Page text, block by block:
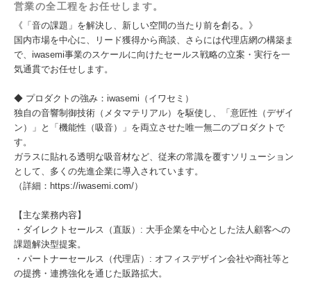
営業の全工程をお任せします。
《「音の課題」を解決し、新しい空間の当たり前を創る。》
国内市場を中心に、リード獲得から商談、さらには代理店網の構築ま
で、iwasemi事業のスケールに向けたセールス戦略の立案・実行を一
気通貫でお任せします。
◆ プロダクトの強み：iwasemi（イワセミ）
独自の音響制御技術（メタマテリアル）を駆使し、「意匠性（デザイ
ン）」と「機能性（吸音）」を両立させた唯一無二のプロダクトで
す。
ガラスに貼れる透明な吸音材など、従来の常識を覆すソリューション
として、多くの先進企業に導入されています。
（詳細：https://iwasemi.com/）
【主な業務内容】
・ダイレクトセールス（直販）: 大手企業を中心とした法人顧客への
課題解決型提案。
・パートナーセールス（代理店）: オフィスデザイン会社や商社等と
の提携・連携強化を通じた販路拡大。